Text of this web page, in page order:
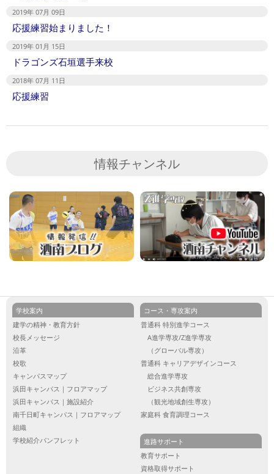
2019年 07月 09日
応援練習始まりました！
2019年 01月 15日
ドラゴンズ石垣選手来校
2018年 07月 11日
応援練習
情報チャンネル
学校案内
建学の精神・教育方針
校長メッセージ
沿革
校歌
キャンパスマップ
浜田キャンパス｜フロアマップ
浜田キャンパス｜施設紹介
南千日町キャンパス｜フロアマップ
組織
学校紹介パンフレット
コース・専攻案内
普通科 特別進学コース
A進学専攻/Z進学専攻
（グローバル専攻）
普通科 キャリアデザインコース
総合進学専攻
ビジネス共創専攻
（観光地域創生専攻）
家庭科 食育調理コース
進路サポート
教育サポート
資格取得サポート